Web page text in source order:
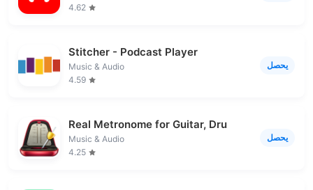
4.62
Stitcher - Podcast Player
Music & Audio
4.59
يحصل
Real Metronome for Guitar, Dru
Music & Audio
4.25
يحصل